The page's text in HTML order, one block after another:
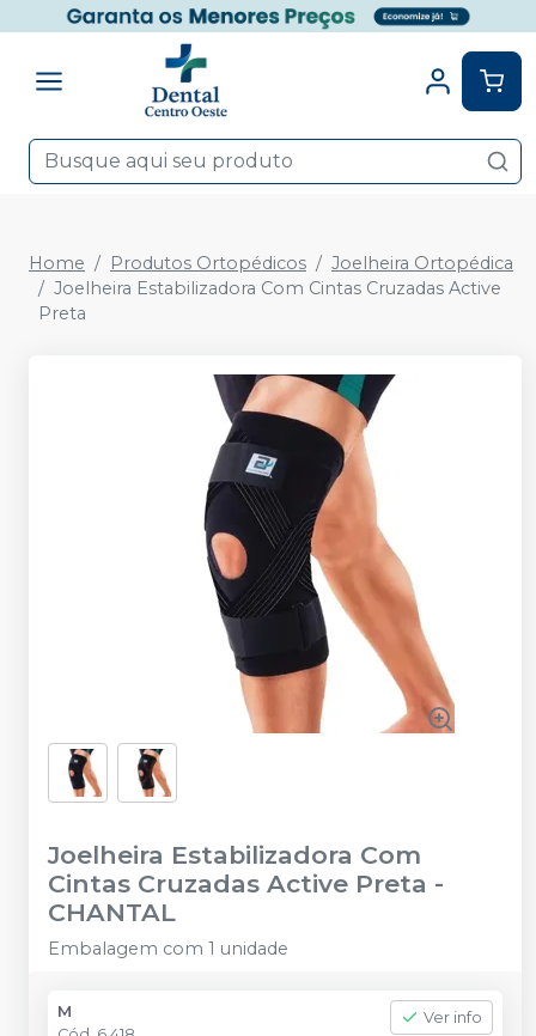
Home Produtos Ortopédicos
Joelheira Ortopédica
Joelheira Estabilizadora Com Cintas Cruzadas Active
Preta
Joelheira Estabilizadora Com
Cintas Cruzadas Active Preta -
CHANTAL
Embalagem com 1 unidade
M
Ver info